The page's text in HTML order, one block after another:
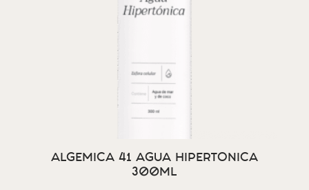
ALGEMICA 41 AGUA HIPERTONICA
300ML